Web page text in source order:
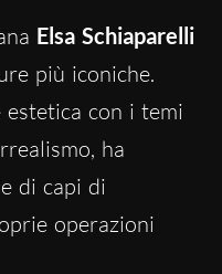
Elsa Schiaparelli
più iconiche.
con i temi
ha
di capi di
operazioni